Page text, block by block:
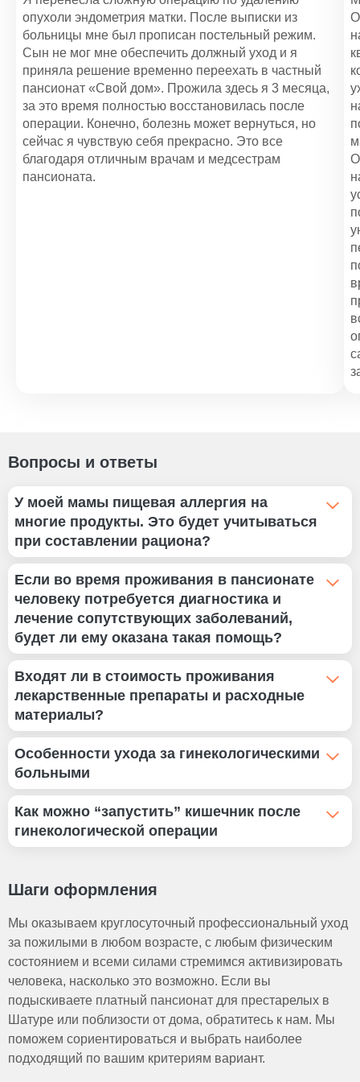
Помощь по уходу за пожилыми людьми
1 100 ₽
Уход за больными с рассеянным склерозом
1 000 ₽
опухоли эндометрия матки. После выписки из
больницы мне был прописан постельный режим.
Сын не мог мне обеспечить должный уход и я
приняла решение временно переехать в частный
пансионат «Свой дом». Прожила здесь я 3 месяца,
за это время полностью восстановилась после
операции. Конечно, болезнь может вернуться, но
сейчас я чувствую себя прекрасно. Это все
благодаря отличным врачам и медсестрам
пансионата.
Вопросы и ответы
У моей мамы пищевая аллергия на
многие продукты. Это будет учитываться
при составлении рациона?
составляет индивидуальное меню с учетом состояния,
рекомендаций лечащего врача и имеющихся
противопоказаний, в том числе аллергии. Мы
стараемся включать в рацион те блюда, которые будут
Если во время проживания в пансионате
человеку потребуется диагностика и
лечение сопутствующих заболеваний,
будет ли ему оказана такая помощь?
осмотр, ежедневно медсестра измеряет температуру и
давление. При наличии жалоб врач назначает
анализы и дополнительное обследование с участием
пациенту назначается медикаментозное лечение,
лечебные процедуры. В таких случаях мы
поставленном диагнозе.
Входят ли в стоимость проживания
лекарственные препараты и расходные
материалы?
приобретаются родственниками самостоятельно. Но
близкие при заключении договора могут
необходимыми медикаментами и расходными
материалами компенсацией расходом пансионата по
Особенности ухода за гинекологическими
больными
проветривание, кварцевание.
Помощь в осуществлении физиологических
Выполнение медицинских процедур, прописанных врачом
Как можно “запустить” кишечник после
гинекологической операции
снижения физической активности или изменений в
питании. Восстановление перистальтики требует
комплексного подхода, включающего диету, движение
и, при необходимости, медикаментозную поддержку.
Обычно перистальтика нормализуется в течение 2-3
дней. При сложных случаях может потребоваться
больше времени.
Шаги оформления
Мы оказываем круглосуточный профессиональный уход
за пожилыми в любом возрасте, с любым физическим
состоянием и всеми силами стремимся активизировать
человека, насколько это возможно. Если вы
подыскиваете платный пансионат для престарелых в
Шатуре или поблизости от дома, обратитесь к нам. Мы
поможем сориентироваться и выбрать наиболее
подходящий по вашим критериям вариант.